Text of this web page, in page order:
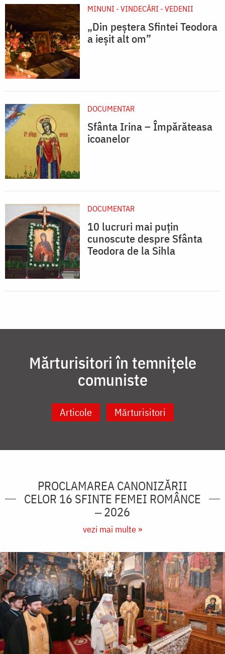
MINUNI - VINDECĂRI - VEDENII
„Din peștera Sfintei Teodora
a ieșit alt om”
DOCUMENTAR
Sfânta Irina – Împărăteasa
icoanelor
DOCUMENTAR
10 lucruri mai puțin
cunoscute despre Sfânta
Teodora de la Sihla
Mărturisitori în temnițele
comuniste
Articole Mărturisitori
PROCLAMAREA CANONIZĂRII
CELOR 16 SFINTE FEMEI ROMÂNCE
‒ 2026
vezi mai multe »